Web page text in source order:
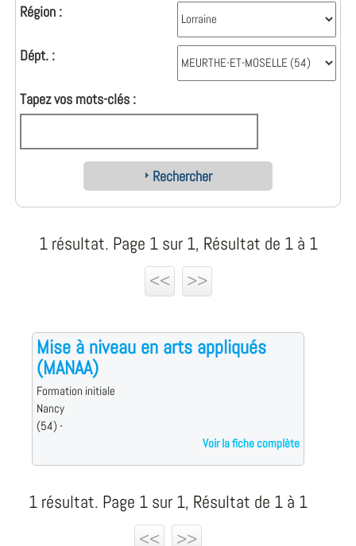
Région :
Dépt. :
Tapez vos mots-clés :
Rechercher
1 résultat. Page 1 sur 1, Résultat de 1 à 1
<<
>>
Mise à niveau en arts appliqués
(MANAA)
Formation initiale
Nancy
(54) -
Voir la fiche complète
1 résultat. Page 1 sur 1, Résultat de 1 à 1
<<
>>